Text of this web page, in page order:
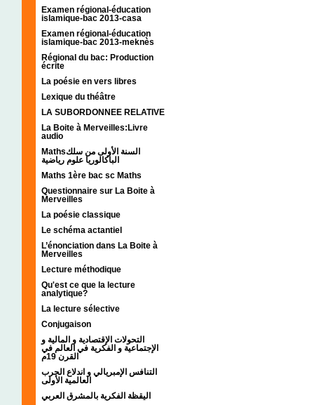
Examen régional-éducation
islamique-bac 2013-casa
Examen régional-éducation
islamique-bac 2013-meknès
Régional du bac: Production
écrite
La poésie en vers libres
Lexique du théâtre
LA SUBORDONNEE RELATIVE
La Boite à Merveilles:Livre
audio
Mathsالسنة الأولى من سلك
الباكالوريا علوم رياضية
Maths 1ère bac sc Maths
Questionnaire sur La Boite à
Merveilles
La poésie classique
Le schéma actantiel
L’énonciation dans La Boite à
Merveilles
Lecture méthodique
Qu'est ce que la lecture
analytique?
La lecture sélective
Conjugaison
التحولات الإقتصادية و المالية و
الإجتماعية و الفكرية في العالم في
القرن 19م
التنافس الإمبريالي و اندلاع الحرب
العالمية الأولى
اليقظة الفكرية بالمشرق العربي